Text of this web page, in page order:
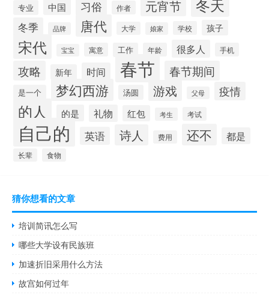
专业 中国 习俗 作者 元宵节 冬天
冬季 品牌 唐代 大学 娘家 学校 孩子
宋代 宝宝 寓意 工作 年龄 很多人 手机
攻略 新年 时间 春节 春节期间
是一个 梦幻西游 汤圆 游戏 父母 疫情
的人 的是 礼物 红包 考生 考试
自己的 英语 诗人 费用 还不 都是
长辈 食物
猜你想看的文章
培训简讯怎么写
哪些大学设有民族班
加速折旧采用什么方法
故宫如何过年